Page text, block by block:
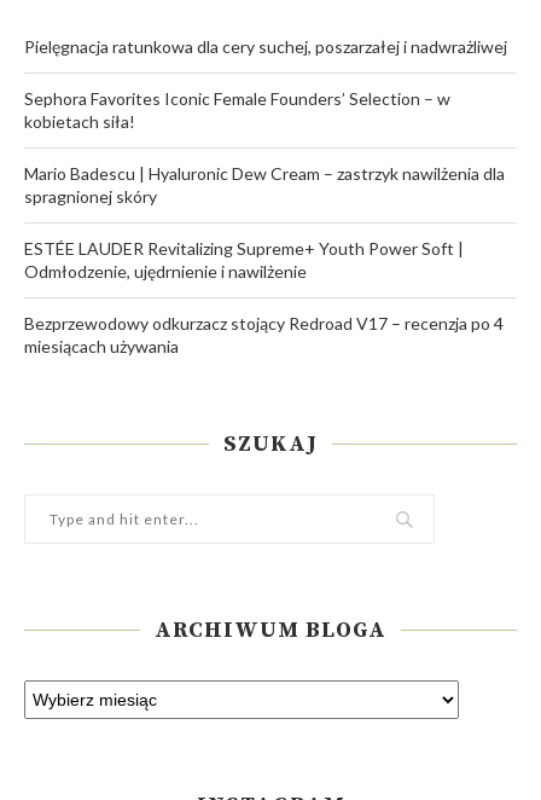
Pielęgnacja ratunkowa dla cery suchej, poszarzałej i nadwrażliwej
Sephora Favorites Iconic Female Founders’ Selection – w
kobietach siła!
Mario Badescu | Hyaluronic Dew Cream – zastrzyk nawilżenia dla
spragnionej skóry
ESTÉE LAUDER Revitalizing Supreme+ Youth Power Soft |
Odmłodzenie, ujędrnienie i nawilżenie
Bezprzewodowy odkurzacz stojący Redroad V17 – recenzja po 4
miesiącach używania
SZUKAJ
ARCHIWUM BLOGA